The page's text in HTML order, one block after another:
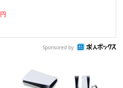
Sponsored by